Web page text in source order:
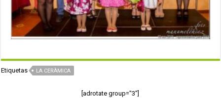
Etiquetas LA CERÀMICA
[adrotate group="3"]